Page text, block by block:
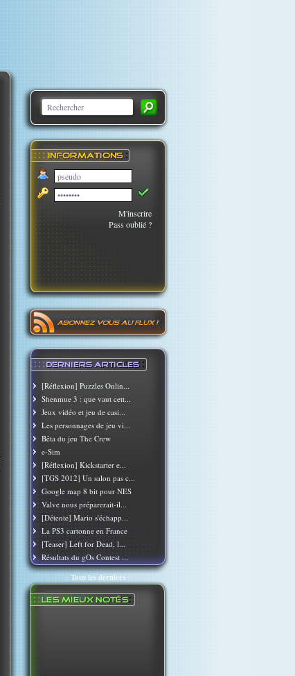
M'inscrire
Pass oublié ?
[Réflexion] Puzzles Onlin...
Shenmue 3 : que vaut cett...
Jeux vidéo et jeu de casi...
Les personnages de jeu vi...
Bêta du jeu The Crew
e-Sim
[Réflexion] Kickstarter e...
[TGS 2012] Un salon pas c...
Google map 8 bit pour NES
Valve nous préparerait-il...
[Détente] Mario s'échapp...
La PS3 cartonne en France
[Teaser] Left for Dead, l...
Résultats du gOs Contest ...
:: Tous les derniers::